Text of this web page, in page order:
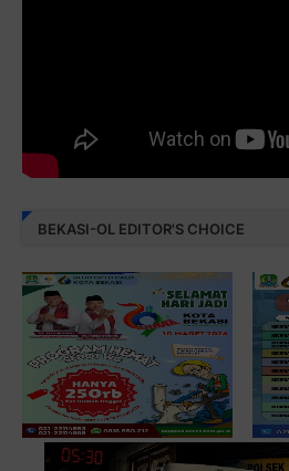
BEKASI-OL EDITOR'S CHOICE